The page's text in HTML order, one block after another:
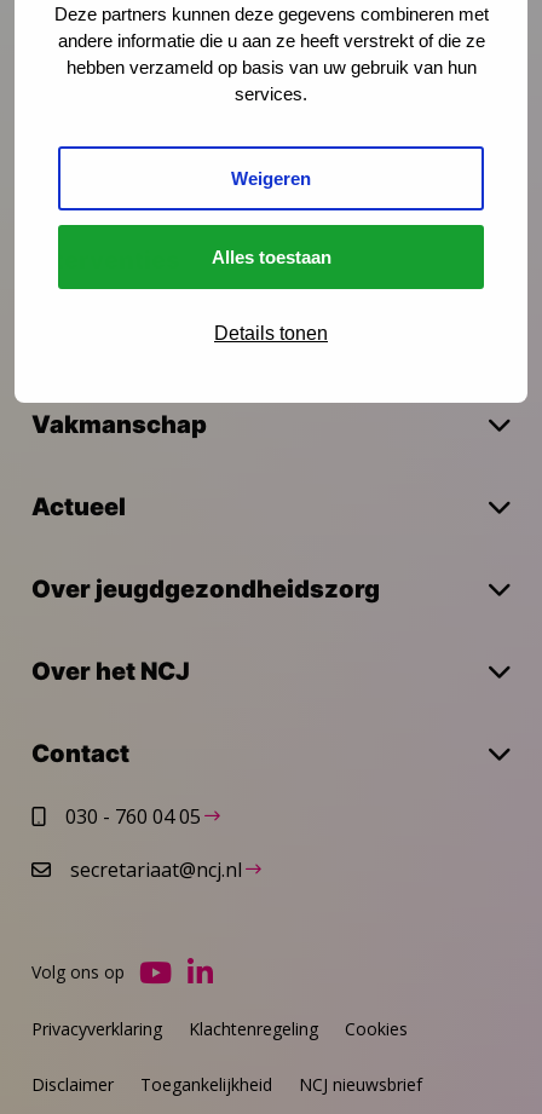
Deze partners kunnen deze gegevens combineren met
andere informatie die u aan ze heeft verstrekt of die ze
hebben verzameld op basis van uw gebruik van hun
services.
Weigeren
Alles toestaan
Details tonen
Schrijf je in
Vakmanschap
Actueel
Over jeugdgezondheidszorg
Over het NCJ
Contact
030 - 760 04 05
secretariaat@ncj.nl
Privacyverklaring Klachtenregeling Cookies
Disclaimer Toegankelijkheid NCJ nieuwsbrief
Volg ons op
Ga
YouTube
Ga
LinkedIn